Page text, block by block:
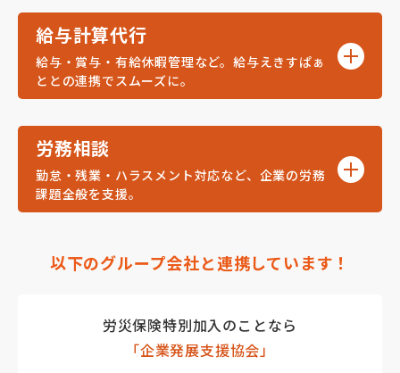
給与計算代行
給与・賞与・有給休暇管理など。給与えきすぱぁ
ととの連携でスムーズに。
労務相談
勤怠・残業・ハラスメント対応など、企業の労務
課題全般を支援。
以下のグループ会社と連携しています！
労災保険特別加入のことなら
「企業発展支援協会」